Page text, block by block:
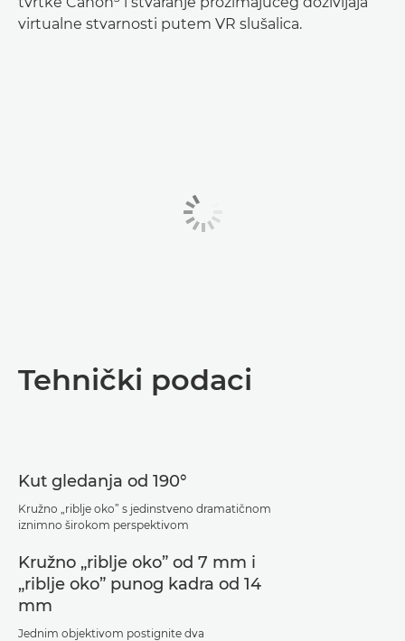
virtualne stvarnosti putem VR slušalica.
Tehnički podaci
Kut gledanja od 190°
Kružno „riblje oko” s jedinstveno dramatičnom
iznimno širokom perspektivom
Kružno „riblje oko” od 7 mm i
„riblje oko” punog kadra od 14
mm
Jednim objektivom postignite dva